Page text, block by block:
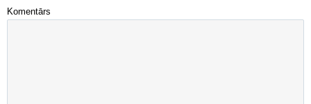
Komentārs